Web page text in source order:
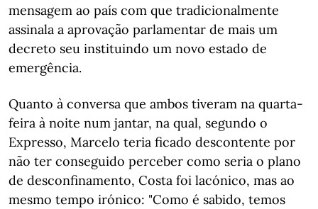
mensagem ao país com que tradicionalmente
assinala a aprovação parlamentar de mais um
decreto seu instituindo um novo estado de
emergência.
Quanto à conversa que ambos tiveram na quarta-
feira à noite num jantar, na qual, segundo o
Expresso, Marcelo teria ficado descontente por
não ter conseguido perceber como seria o plano
de desconfinamento, Costa foi lacónico, mas ao
mesmo tempo irónico: "Como é sabido, temos